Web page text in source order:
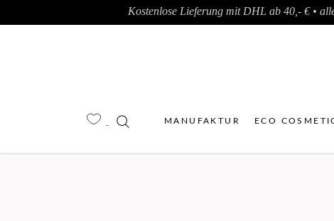
Kostenlose Lieferung mit DHL ab 40,- € •
MANUFAKTUR ECO